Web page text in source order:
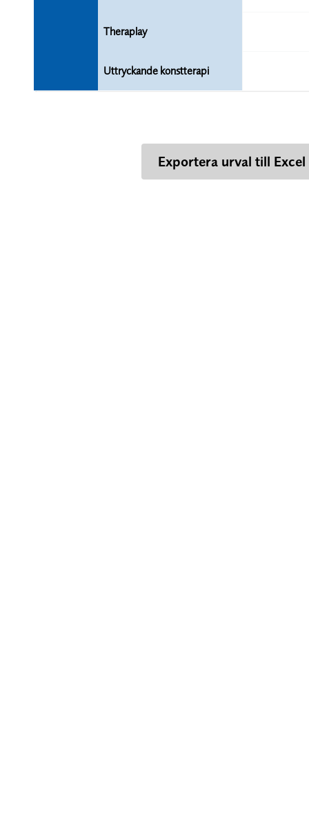
Theraplay
Uttryckande konstterapi
Exportera urval till Excel